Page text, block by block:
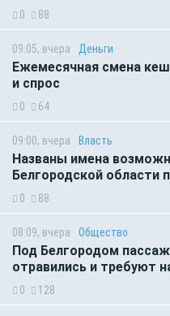
0 88
09:05, вчера Деньги
Ежемесячная смена
и спрос
0 64
09:00, вчера Власть
Названы имена
Белгородской области
0 88
08:09, вчера Общество
Под Белгородом
отравились и требуют
0 128